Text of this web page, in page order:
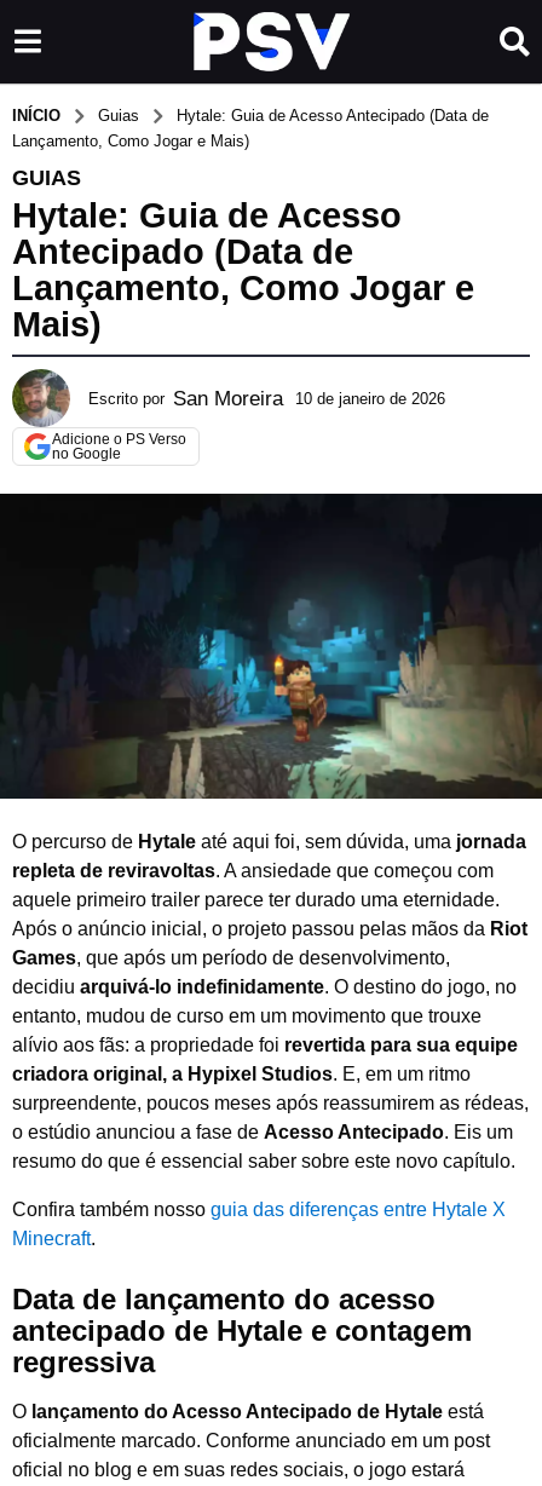
INÍCIO Guias
Hytale: Guia de Acesso Antecipado (Data de
Lançamento, Como Jogar e Mais)
GUIAS
Hytale: Guia de Acesso
Antecipado (Data de
Lançamento, Como Jogar e
Mais)
Escrito por San Moreira 10 de janeiro de 2026
j
r
o
2
Adicione o PS Verso
no Google
O percurso de Hytale até aqui foi, sem dúvida, uma jornada
repleta de reviravoltas. A ansiedade que começou com
aquele primeiro trailer parece ter durado uma eternidade.
Após o anúncio inicial, o projeto passou pelas mãos da Riot
Games, que após um período de desenvolvimento,
decidiu arquivá-lo indefinidamente. O destino do jogo, no
entanto, mudou de curso em um movimento que trouxe
alívio aos fãs: a propriedade foi revertida para sua equipe
criadora original, a Hypixel Studios. E, em um ritmo
surpreendente, poucos meses após reassumirem as rédeas,
o estúdio anunciou a fase de Acesso Antecipado. Eis um
resumo do que é essencial saber sobre este novo capítulo.
Confira também nosso guia das diferenças entre Hytale X
Minecraft.
Data de lançamento do acesso
antecipado de Hytale e contagem
regressiva
O lançamento do Acesso Antecipado de Hytale está
oficialmente marcado. Conforme anunciado em um post
oficial no blog e em suas redes sociais, o jogo estará